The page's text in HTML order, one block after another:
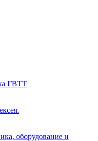
ГВТТ
оборудование и